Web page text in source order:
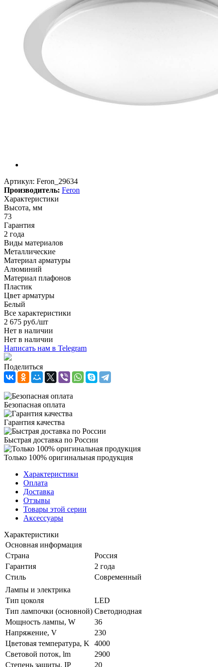
Артикул: Feron_29634
Производитель: Feron
Характеристики
Высота, мм
73
Гарантия
2 года
Виды материалов
Металлические
Материал арматуры
Алюминий
Материал плафонов
Пластик
Цвет арматуры
Белый
Все характеристики
2 675 руб./шт
Нет в наличии
Нет в наличии
Написать нам в Telegram
Поделиться
Безопасная оплата
Гарантия качества
Быстрая доставка по России
Только 100% оригинальная продукция
Характеристики
Оплата
Доставка
Отзывы
Товары этой серии
Аксессуары
Характеристики
Основная информация
Страна
Россия
Гарантия
2 года
Стиль
Современный
Лампы и электрика
Тип цоколя
LED
Тип лампочки (основной) Светодиодная
Мощность лампы, W
36
Напряжение, V
230
Цветовая температура, K
4000
Световой поток, lm
2900
Степень защиты, IP
20